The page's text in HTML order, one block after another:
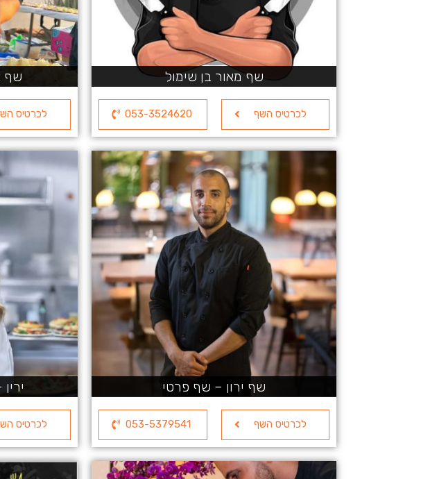
שף מאור בן שימול
לכרטיס השף 053-3524620
שף
לכרטיס
שף ירון – שף פרטי
לכרטיס השף 053-5379541 לכרטיס